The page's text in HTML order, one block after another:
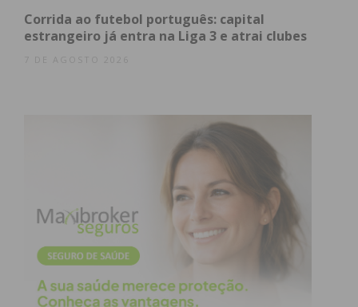
Corrida ao futebol português: capital
estrangeiro já entra na Liga 3 e atrai clubes
7 DE AGOSTO 2026